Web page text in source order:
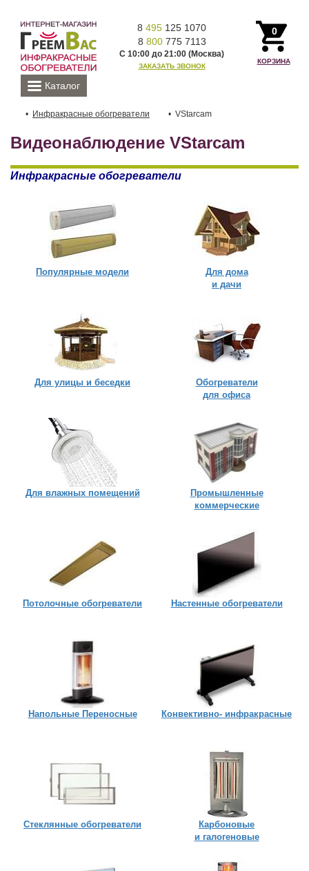
Каталог
8 495 125 1070
8 800775 7113
С 10:00 до 21:00 (Москва)
ЗАКАЗАТЬ ЗВОНОК
0
КОРЗИНА
Инфракрасные обогреватели VStarcam
Видеонаблюдение VStarcam
Инфракрасные обогреватели
Популярные модели
Для дома
и дачи
Для улицы и беседки
Обогреватели
для офиса
Для влажных помещений
Промышленные
коммерческие
Потолочные обогреватели Настенные обогреватели
Напольные Переносные Конвективно- инфракрасные
Стеклянные обогреватели
Карбоновые
и галогеновые